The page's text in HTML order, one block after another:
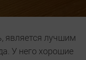
является лучшим
У него хорошие